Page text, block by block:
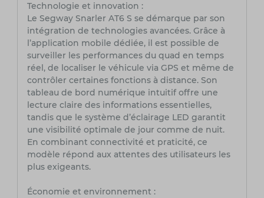
Technologie et innovation :
Le Segway Snarler AT6 S se démarque par son
intégration de technologies avancées. Grâce à
l’application mobile dédiée, il est possible de
surveiller les performances du quad en temps
réel, de localiser le véhicule via GPS et même de
contrôler certaines fonctions à distance. Son
tableau de bord numérique intuitif offre une
lecture claire des informations essentielles,
tandis que le système d’éclairage LED garantit
une visibilité optimale de jour comme de nuit.
En combinant connectivité et praticité, ce
modèle répond aux attentes des utilisateurs les
plus exigeants.
Économie et environnement :